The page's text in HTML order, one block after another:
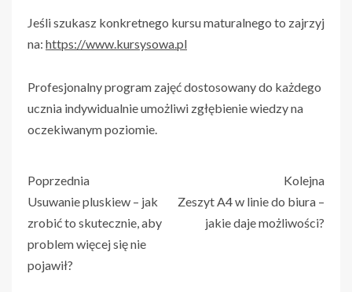
Jeśli szukasz konkretnego kursu maturalnego to zajrzyj
na: https://www.kursysowa.pl
Profesjonalny program zajęć dostosowany do każdego
ucznia indywidualnie umożliwi zgłębienie wiedzy na
oczekiwanym poziomie.
Poprzednia
Usuwanie pluskiew – jak
zrobić to skutecznie, aby
problem więcej się nie
pojawił?
Kolejna
Zeszyt A4 w linie do biura –
jakie daje możliwości?